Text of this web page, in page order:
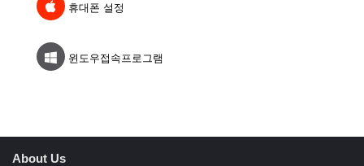
휴대폰 설정
윈도우접속프로그램
About Us